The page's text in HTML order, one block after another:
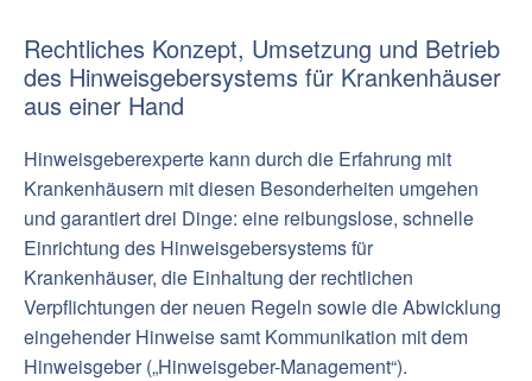
Rechtliches Konzept, Umsetzung und Betrieb
des Hinweisgebersystems für Krankenhäuser
aus einer Hand
Hinweisgeberexperte kann durch die Erfahrung mit
Krankenhäusern mit diesen Besonderheiten umgehen
und garantiert drei Dinge: eine reibungslose, schnelle
Einrichtung des Hinweisgebersystems für
Krankenhäuser, die Einhaltung der rechtlichen
Verpflichtungen der neuen Regeln sowie die Abwicklung
eingehender Hinweise samt Kommunikation mit dem
Hinweisgeber („Hinweisgeber-Management“).